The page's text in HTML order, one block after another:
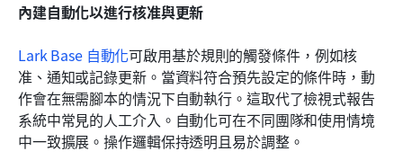
內建自動化以進行核准與更新
Lark Base 自動化可啟用基於規則的觸發條件，例如核
准、通知或記錄更新。當資料符合預先設定的條件時，動
作會在無需腳本的情況下自動執行。這取代了檢視式報告
系統中常見的人工介入。自動化可在不同團隊和使用情境
中一致擴展。操作邏輯保持透明且易於調整。